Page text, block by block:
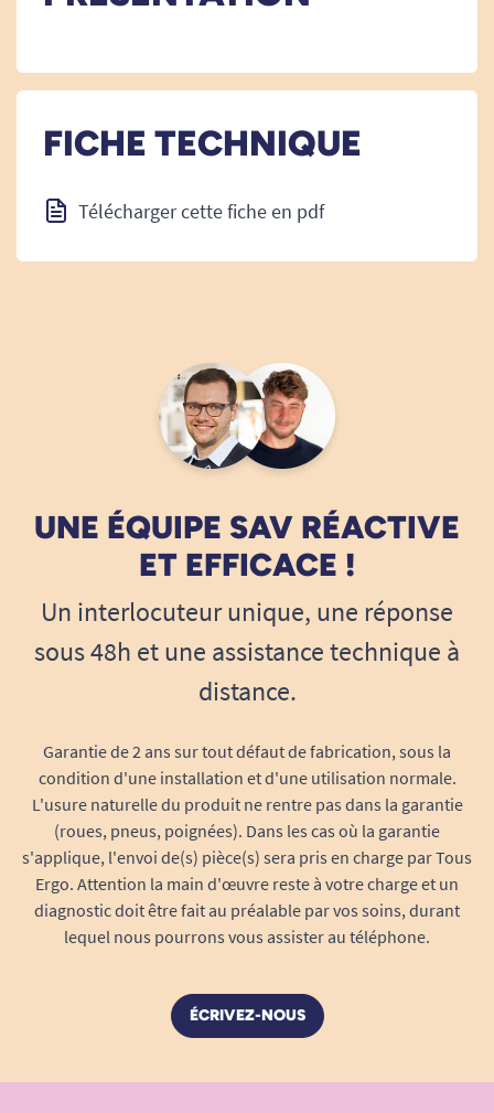
FICHE TECHNIQUE
Télécharger cette fiche en pdf
UNE ÉQUIPE SAV RÉACTIVE
ET EFFICACE !
Un interlocuteur unique, une réponse
sous 48h et une assistance technique à
distance.
Garantie de 2 ans sur tout défaut de fabrication, sous la
condition d'une installation et d'une utilisation normale.
L'usure naturelle du produit ne rentre pas dans la garantie
(roues, pneus, poignées). Dans les cas où la garantie
s'applique, l'envoi de(s) pièce(s) sera pris en charge par Tous
Ergo. Attention la main d'œuvre reste à votre charge et un
diagnostic doit être fait au préalable par vos soins, durant
lequel nous pourrons vous assister au téléphone.
ÉCRIVEZ-NOUS